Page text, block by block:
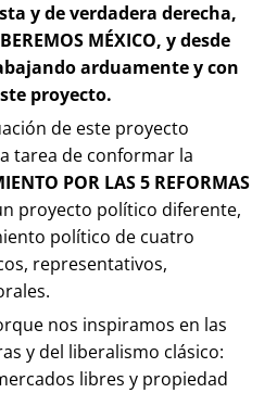
y de verdadera derecha,
MÉXICO, y desde
arduamente y con
proyecto.
de este proyecto
tarea de conformar la
POR LAS 5 REFORMAS
proyecto político diferente,
político de cuatro
representativos,
nos inspiramos en las
y del liberalismo clásico:
libres y propiedad